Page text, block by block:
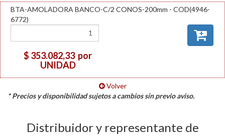
BTA-AMOLADORA BANCO-C/2 CONOS-200mm - COD(4946-
6772)
$ 353.082,33 por
UNIDAD
Volver
* Precios y disponibilidad sujetos a cambios sin previo aviso.
Distribuidor y representante de